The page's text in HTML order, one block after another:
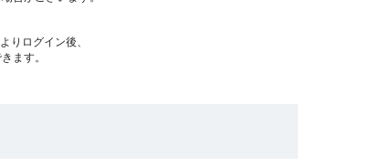
りログイン後、
ます。